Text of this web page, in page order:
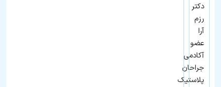
دکتر
رزم
آرا
عضو
آکادمی
جراحان
پلاستیک